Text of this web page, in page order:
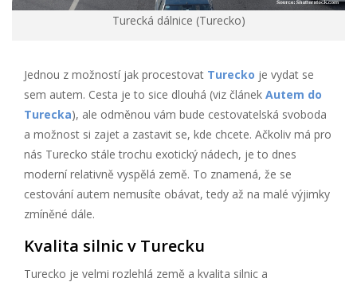
Turecká dálnice (Turecko)
Jednou z možností jak procestovat Turecko je vydat se
sem autem. Cesta je to sice dlouhá (viz článek Autem do
Turecka), ale odměnou vám bude cestovatelská svoboda
a možnost si zajet a zastavit se, kde chcete. Ačkoliv má pro
nás Turecko stále trochu exotický nádech, je to dnes
moderní relativně vyspělá země. To znamená, že se
cestování autem nemusíte obávat, tedy až na malé výjimky
zmíněné dále.
Kvalita silnic v Turecku
Turecko je velmi rozlehlá země a kvalita silnic a